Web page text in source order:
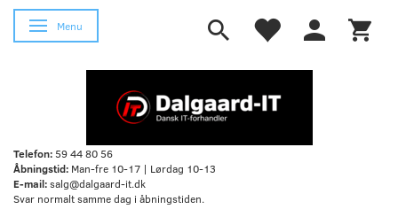
Skifte navigation
Menu
Telefon:59 44 80 56
Åbningstid: Man-fre 10-17 | Lørdag 10-13
E-mail:salg@dalgaard-it.dk
Svar normalt samme dag i åbningstiden.